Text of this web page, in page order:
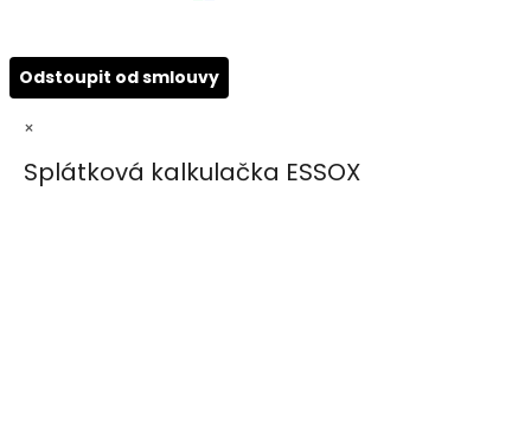
Odstoupit od smlouvy
×
Splátková kalkulačka ESSOX